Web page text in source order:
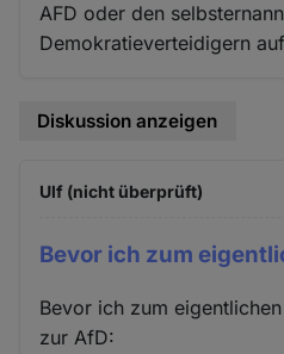
AFD oder den
Demokratieverteidigern
Diskussion anzeigen
Ulf (nicht überprüft)
Bevor ich zum
Bevor ich zum
zur AfD: